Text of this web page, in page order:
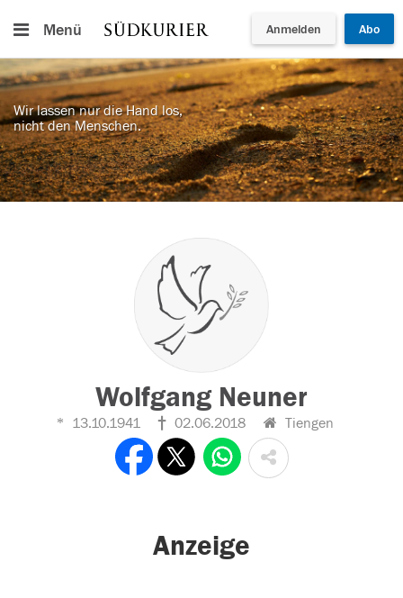
Menü Anmelden Abo
Wir lassen nur die Hand los,
nicht den Menschen.
Wolfgang Neuner
13.10.1941 02.06.2018 Tiengen
Anzeige